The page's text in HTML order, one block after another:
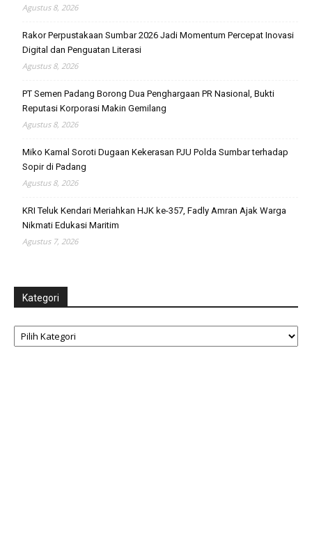
Agustus 8, 2026
Rakor Perpustakaan Sumbar 2026 Jadi Momentum Percepat Inovasi
Digital dan Penguatan Literasi
Agustus 8, 2026
PT Semen Padang Borong Dua Penghargaan PR Nasional, Bukti
Reputasi Korporasi Makin Gemilang
Agustus 8, 2026
Miko Kamal Soroti Dugaan Kekerasan PJU Polda Sumbar terhadap
Sopir di Padang
Agustus 8, 2026
KRI Teluk Kendari Meriahkan HJK ke-357, Fadly Amran Ajak Warga
Nikmati Edukasi Maritim
Agustus 7, 2026
Kategori